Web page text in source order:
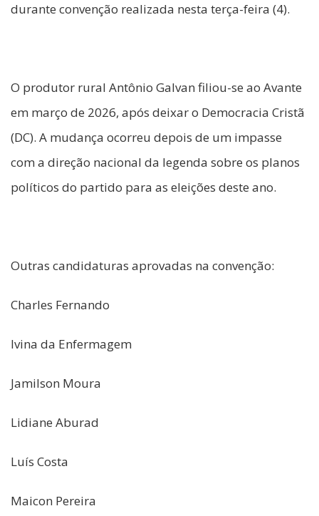
durante convenção realizada nesta terça-feira (4).
O produtor rural Antônio Galvan filiou-se ao Avante
em março de 2026, após deixar o Democracia Cristã
(DC). A mudança ocorreu depois de um impasse
com a direção nacional da legenda sobre os planos
políticos do partido para as eleições deste ano.
Outras candidaturas aprovadas na convenção:
Charles Fernando
Ivina da Enfermagem
Jamilson Moura
Lidiane Aburad
Luís Costa
Maicon Pereira